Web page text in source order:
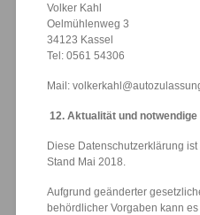
Volker Kahl
Oelmühlenweg 3
34123 Kassel
Tel: 0561 54306
Mail:
12. Aktualität und
Diese Datenschutzerklärung
Stand Mai 2018.
Aufgrund geänderter
behördlicher Vorgaben kann